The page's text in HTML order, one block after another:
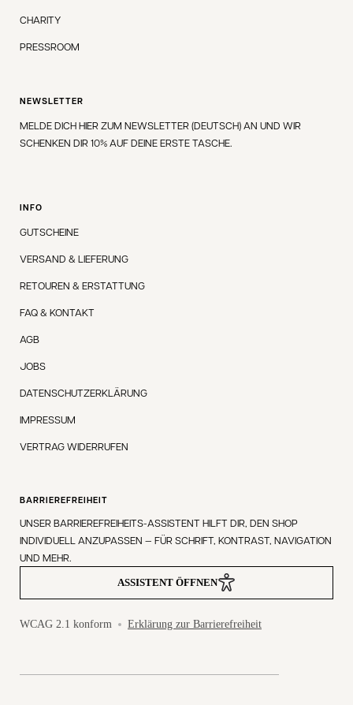
CHARITY
PRESSROOM
NEWSLETTER
MELDE DICH HIER ZUM NEWSLETTER (DEUTSCH) AN UND WIR
SCHENKEN DIR 10% AUF DEINE ERSTE TASCHE.
INFO
GUTSCHEINE
VERSAND & LIEFERUNG
RETOUREN & ERSTATTUNG
FAQ & KONTAKT
AGB
JOBS
DATENSCHUTZERKLÄRUNG
IMPRESSUM
VERTRAG WIDERRUFEN
BARRIEREFREIHEIT
UNSER BARRIEREFREIHEITS-ASSISTENT HILFT DIR, DEN SHOP
INDIVIDUELL ANZUPASSEN — FÜR SCHRIFT, KONTRAST, NAVIGATION
UND MEHR.
ASSISTENT ÖFFNEN
WCAG 2.1 konform Erklärung zur Barrierefreiheit